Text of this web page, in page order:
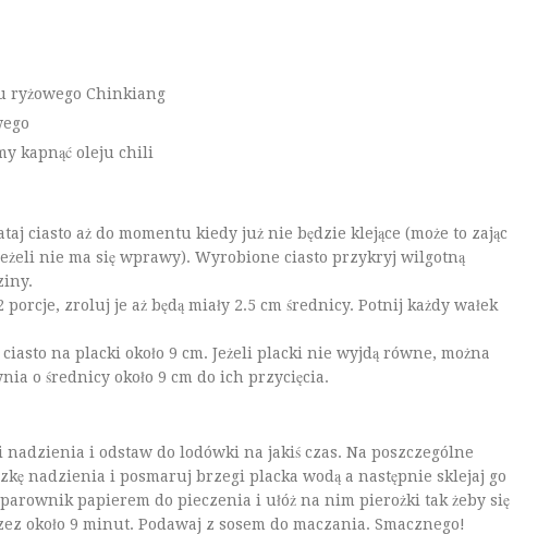
ryżowego Chinkiang
kapnąć oleju chili
ciasto aż do momentu kiedy już nie będzie klejące (może to zając
nie ma się wprawy). Wyrobione ciasto przykryj wilgotną
zroluj je aż będą miały 2.5 cm średnicy. Potnij każdy wałek
na placki około 9 cm. Jeżeli placki nie wyjdą równe, można
o średnicy około 9 cm do ich przycięcia.
nadzienia i odstaw do lodówki na jakiś czas. Na poszczególne
nadzienia i posmaruj brzegi placka wodą a następnie sklejaj go
papierem do pieczenia i ułóż na nim pierożki tak żeby się
około 9 minut. Podawaj z sosem do maczania. Smacznego!